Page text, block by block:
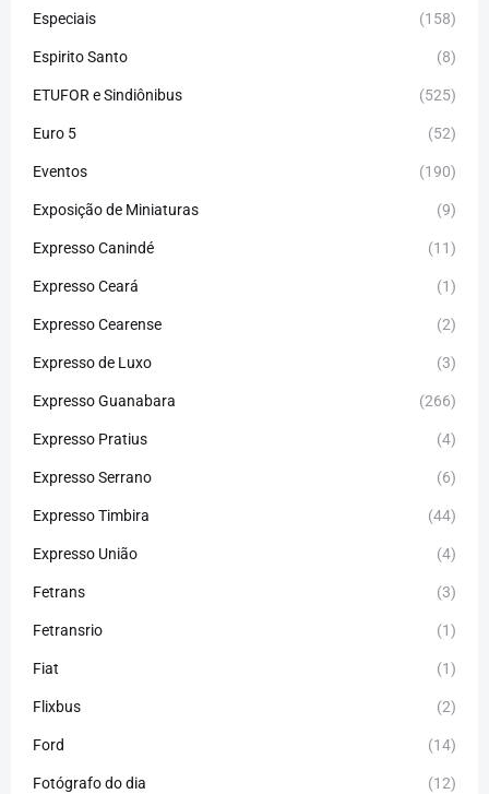
Especiais (158)
Espirito Santo (8)
ETUFOR e Sindiônibus (525)
Euro 5 (52)
Eventos (190)
Exposição de Miniaturas (9)
Expresso Canindé (11)
Expresso Ceará (1)
Expresso Cearense (2)
Expresso de Luxo (3)
Expresso Guanabara (266)
Expresso Pratius (4)
Expresso Serrano (6)
Expresso Timbira (44)
Expresso União (4)
Fetrans (3)
Fetransrio (1)
Fiat (1)
Flixbus (2)
Ford (14)
Fotógrafo do dia (12)